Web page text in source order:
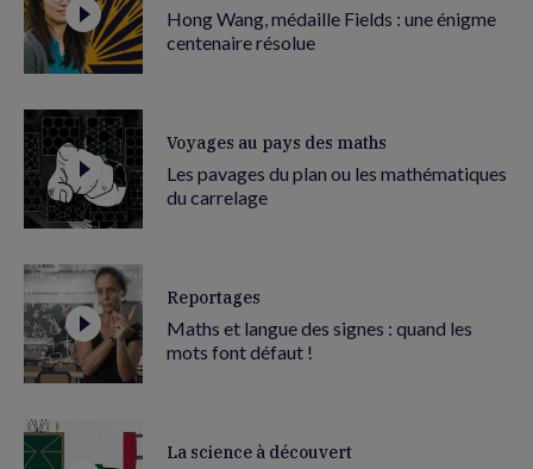
Hong Wang, médaille Fields : une énigme
centenaire résolue
Voyages au pays des maths
Les pavages du plan ou les mathématiques
du carrelage
Reportages
Maths et langue des signes : quand les
mots font défaut !
La science à découvert